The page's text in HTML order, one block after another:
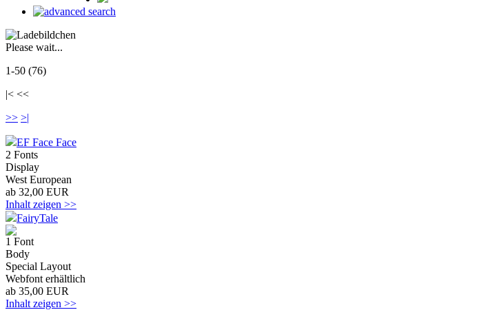
Please wait...
1-50 (76)
|< <<
>> >|
EF Face Face
2 Fonts
Display
West European
ab 32,00 EUR
Inhalt zeigen >>
FairyTale
1 Font
Body
Special Layout
Webfont erhältlich
ab 35,00 EUR
Inhalt zeigen >>